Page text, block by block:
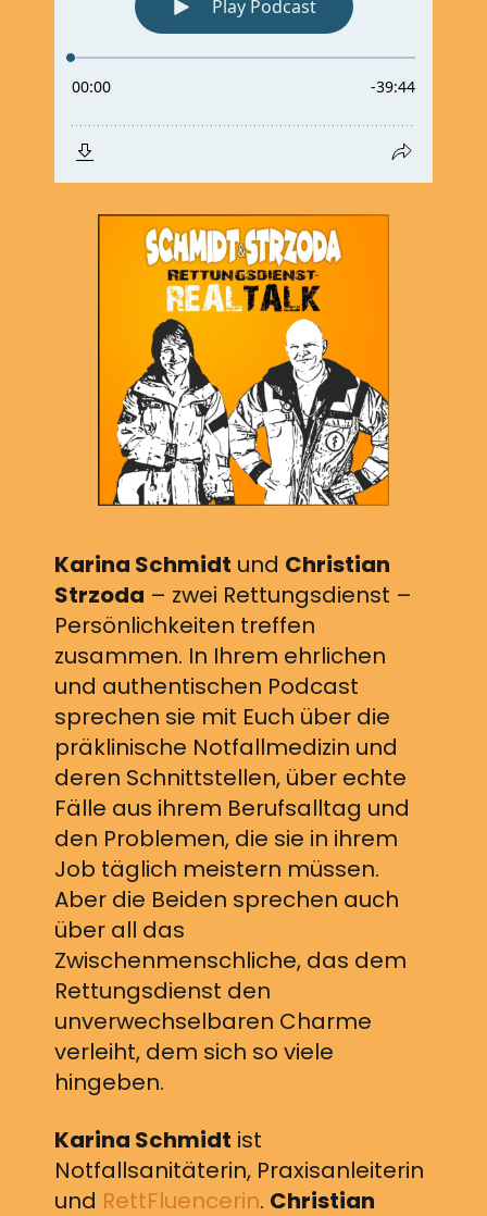
Karina Schmidt und Christian
Strzoda – zwei Rettungsdienst –
Persönlichkeiten treffen
zusammen. In Ihrem ehrlichen
und authentischen Podcast
sprechen sie mit Euch über die
präklinische Notfallmedizin und
deren Schnittstellen, über echte
Fälle aus ihrem Berufsalltag und
den Problemen, die sie in ihrem
Job täglich meistern müssen.
Aber die Beiden sprechen auch
über all das
Zwischenmenschliche, das dem
Rettungsdienst den
unverwechselbaren Charme
verleiht, dem sich so viele
hingeben.
Karina Schmidt ist
Notfallsanitäterin, Praxisanleiterin
und RettFluencerin. Christian